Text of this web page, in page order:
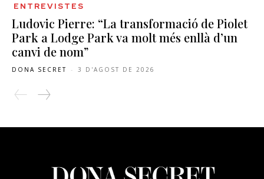
ENTREVISTES
Ludovic Pierre: “La transformació de Piolet
Park a Lodge Park va molt més enllà d’un
canvi de nom”
DONA SECRET - 3 D'AGOST DE 2026